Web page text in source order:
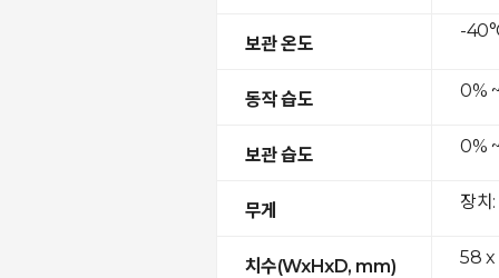
보관 온도
동작 습도
보관 습도
무게
치수(WxHxD, mm)
-
0%
0%
장치
58 x